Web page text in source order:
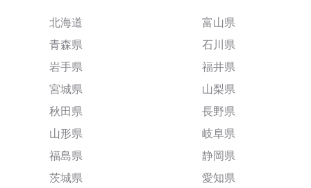
北海道
青森県
岩手県
宮城県
秋田県
山形県
福島県
茨城県
富山県
石川県
福井県
山梨県
長野県
岐阜県
静岡県
愛知県